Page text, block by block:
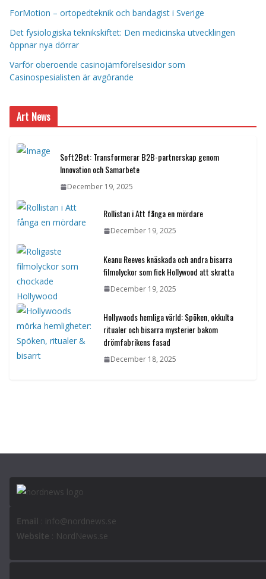
ForMotion – ortopedteknik och bandagist i Sverige
Det fysiologiska teknikskiftet: Den medicinska utvecklingen
öppnar nya dörrar
Varför oberoende casinojämförelsesidor som
Casinospesialisten är avgörande
Art News
Soft2Bet: Transformerar B2B-partnerskap genom
Innovation och Samarbete
December 19, 2025
Rollistan i Att fånga en mördare
December 19, 2025
Keanu Reeves knäskada och andra bisarra
filmolyckor som fick Hollywood att skratta
December 19, 2025
Hollywoods hemliga värld: Spöken, okkulta
ritualer och bisarra mysterier bakom
drömfabrikens fasad
December 18, 2025
Email
: info@nordnews.se
Website
: NordNews.se